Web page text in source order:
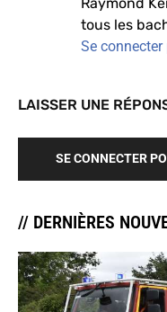
tous les
Se
LAISSER UNE
SE CONNECTER
// DERNIÈRES